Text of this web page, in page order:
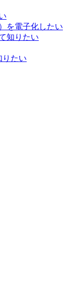
を電子化したい
知りたい
りたい